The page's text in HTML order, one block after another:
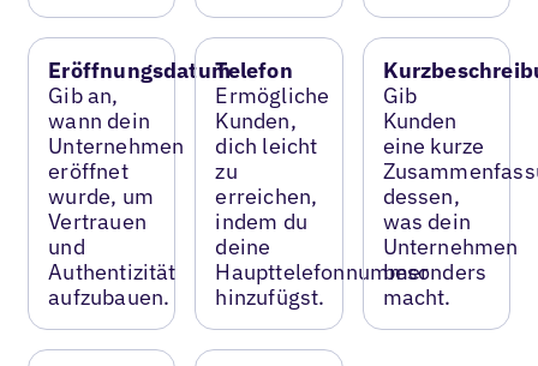
Eröffnungsdatum
Gib an,
wann dein
Unternehmen
eröffnet
wurde, um
Vertrauen
und
Authentizität
aufzubauen.
Telefon
Ermögliche
Kunden,
dich leicht
zu
erreichen,
indem du
deine
Haupttelefonnummer
hinzufügst.
Gib
Kunden
eine kurze
dessen,
was dein
Unternehmen
besonders
macht.